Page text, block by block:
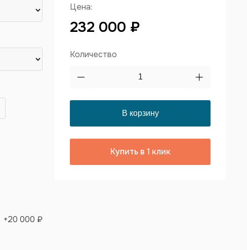
+20 000 ₽
Цена:
232 000 ₽
Количество
Купить в 1 клик